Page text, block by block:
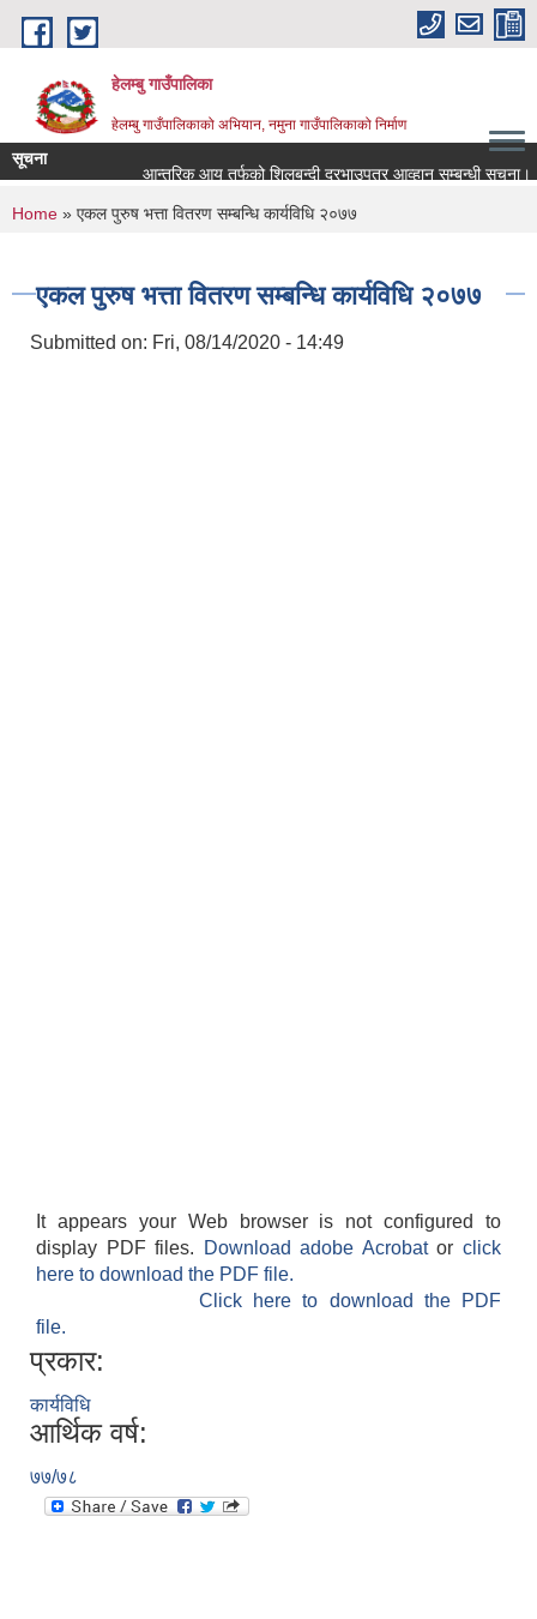
Skip to main content
हेलम्बु गाउँपालिका
हेलम्बु गाउँपालिकाको अभियान, नमुना गाउँपालिकाको निर्माण
सूचना
आन्तरिक आय तर्फको शिलबन्दी दरभाउपत्र आव्हान सम्बन्धी सूचना।
You are here
Home » एकल पुरुष भत्ता वितरण सम्बन्धि कार्यविधि २०७७
एकल पुरुष भत्ता वितरण सम्बन्धि कार्यविधि २०७७
Submitted on: Fri, 08/14/2020 - 14:49
It appears your Web browser is not configured to
display PDF files.
Download adobe Acrobatorclick
here to download the PDF file.
Click here to download the PDF
file.
प्रकार:
कार्यविधि
आर्थिक वर्ष:
७७/७८